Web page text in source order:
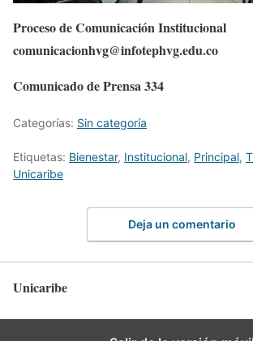
Proceso de Comunicación Institucional
comunicacionhvg@infotephvg.edu.co
Comunicado de Prensa 334
Categorías: Sin categoría
Etiquetas: Bienestar, Institucional, Principal,
Unicaribe
Deja un comentario
Unicaribe